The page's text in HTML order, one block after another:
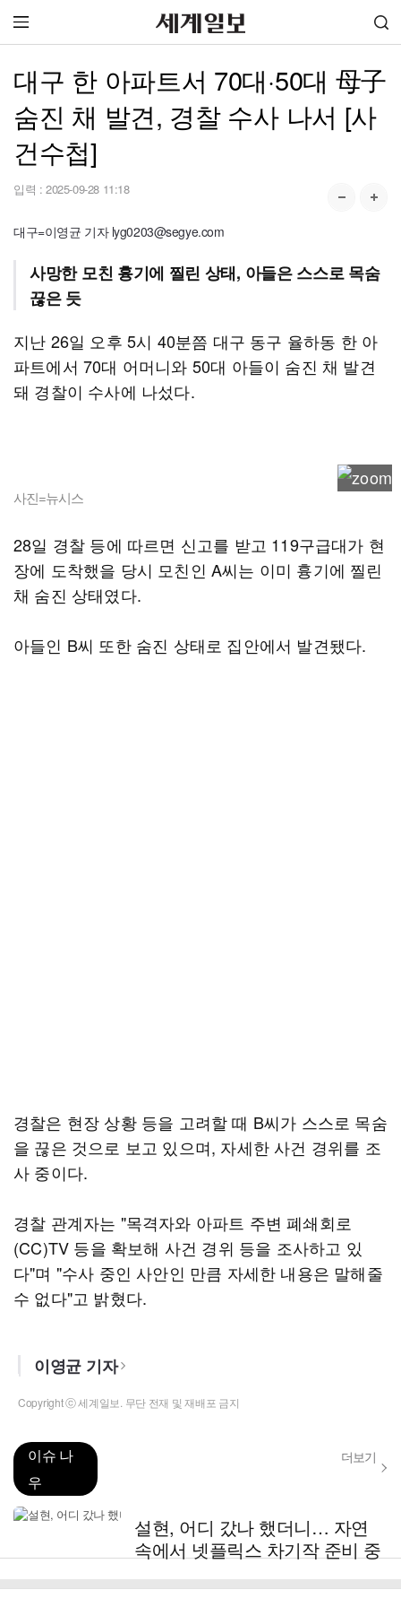
대구 한 아파트서 70대·50대 母子
숨진 채 발견, 경찰 수사 나서 [사
건수첩]
입력 : 2025-09-28 11:18
대구=이영균 기자 lyg0203@segye.com
사망한 모친 흉기에 찔린 상태, 아들은 스스로 목숨
끊은 듯
지난 26일 오후 5시 40분쯤 대구 동구 율하동 한 아
파트에서 70대 어머니와 50대 아들이 숨진 채 발견
돼 경찰이 수사에 나섰다.
사진=뉴시스
28일 경찰 등에 따르면 신고를 받고 119구급대가 현
장에 도착했을 당시 모친인 A씨는 이미 흉기에 찔린
채 숨진 상태였다.
아들인 B씨 또한 숨진 상태로 집안에서 발견됐다.
경찰은 현장 상황 등을 고려할 때 B씨가 스스로 목숨
을 끊은 것으로 보고 있으며, 자세한 사건 경위를 조
사 중이다.
경찰 관계자는 "목격자와 아파트 주변 폐쇄회로
(CC)TV 등을 확보해 사건 경위 등을 조사하고 있
다"며 "수사 중인 사안인 만큼 자세한 내용은 말해줄
수 없다"고 밝혔다.
이영균 기자
Copyright ⓒ 세계일보. 무단 전재 및 재배포 금지
이슈 나
우
더보기
설현, 어디 갔나 했더니… 자연
속에서 넷플릭스 차기작 준비 중